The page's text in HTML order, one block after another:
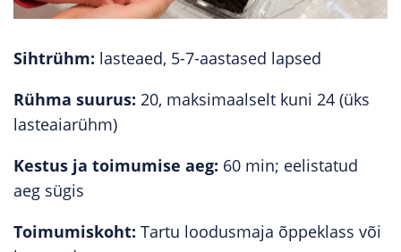
Sihtrühm: lasteaed, 5-7-aastased lapsed
Rühma suurus: 20, maksimaalselt kuni 24 (üks
lasteaiarühm)
Kestus ja toimumise aeg: 60 min; eelistatud
aeg sügis
Toimumiskoht: Tartu loodusmaja õppeklass või